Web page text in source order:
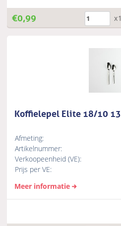
€0,99
Koffielepel Elite 18/10
Afmeting:
Artikelnummer:
Verkoopeenheid (VE):
Prijs per VE:
Meer informatie